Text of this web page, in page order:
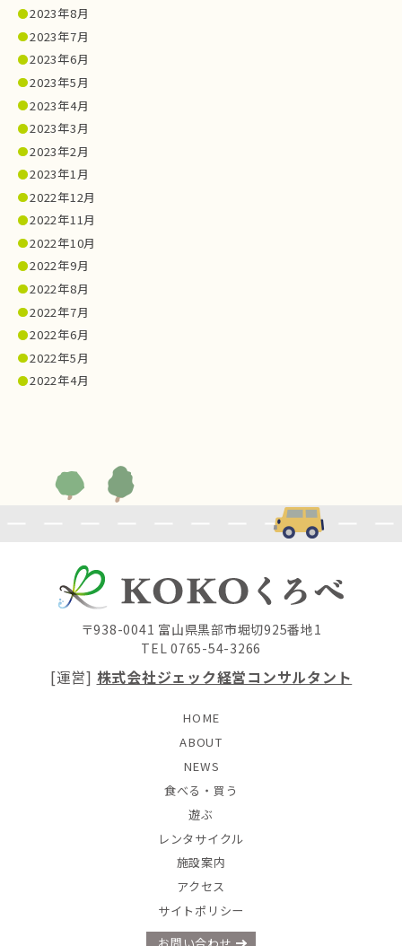
2023年8月
2023年7月
2023年6月
2023年5月
2023年4月
2023年3月
2023年2月
2023年1月
2022年12月
2022年11月
2022年10月
2022年9月
2022年8月
2022年7月
2022年6月
2022年5月
2022年4月
〒938-0041 富山県黒部市堀切925番地1
TEL 0765-54-3266
[運営] 株式会社ジェック経営コンサルタント
HOME
ABOUT
NEWS
食べる・買う
遊ぶ
レンタサイクル
施設案内
アクセス
サイトポリシー